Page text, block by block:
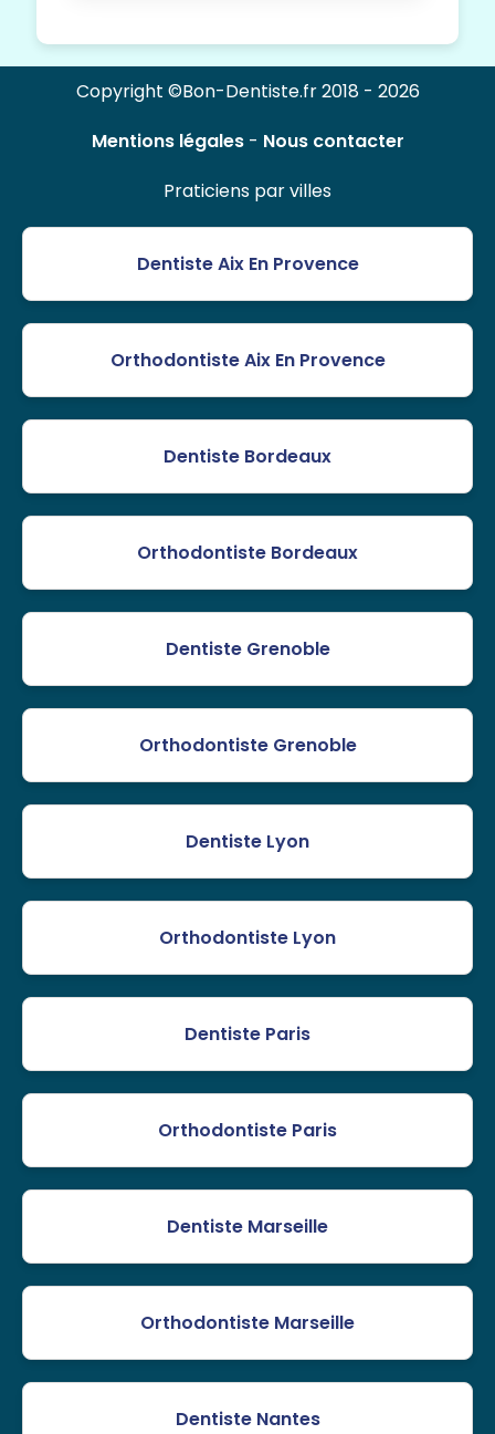
Copyright ©Bon-Dentiste.fr 2018 - 2026
Mentions légales- Nous contacter
Praticiens par villes
Dentiste Aix En Provence
Orthodontiste Aix En Provence
Dentiste Bordeaux
Orthodontiste Bordeaux
Dentiste Grenoble
Orthodontiste Grenoble
Dentiste Lyon
Orthodontiste Lyon
Dentiste Paris
Orthodontiste Paris
Dentiste Marseille
Orthodontiste Marseille
Dentiste Nantes